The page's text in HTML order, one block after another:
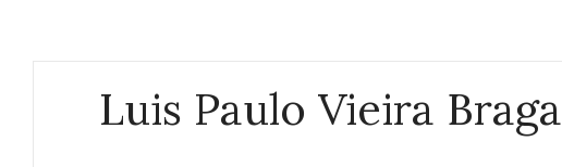
Luis Paulo Vieira Braga